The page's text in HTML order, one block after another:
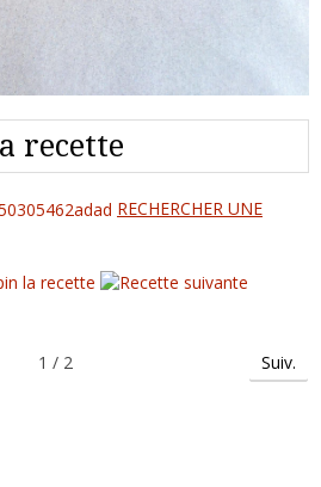
recette
RECHERCHER UNE
1 / 2 Suiv.